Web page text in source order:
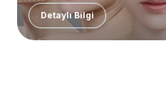
Detaylı Bilgi